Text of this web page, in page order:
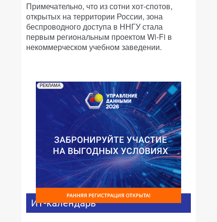
Примечательно, что из сотни хот-спотов,
открытых на территории России, зона
беспроводного доступа в ННГУ стала
первым региональным проектом Wi-Fi в
некоммерческом учебном заведении.
РЕКЛАМА
ИТ-календарь